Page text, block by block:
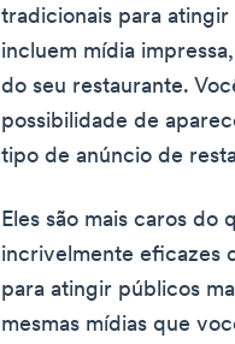
tradicionais para atingir
incluem mídia
do seu restaurante.
possibilidade de
tipo de anúncio de
Eles são mais caros do
incrivelmente eficazes
para atingir públicos
mesmas mídias que